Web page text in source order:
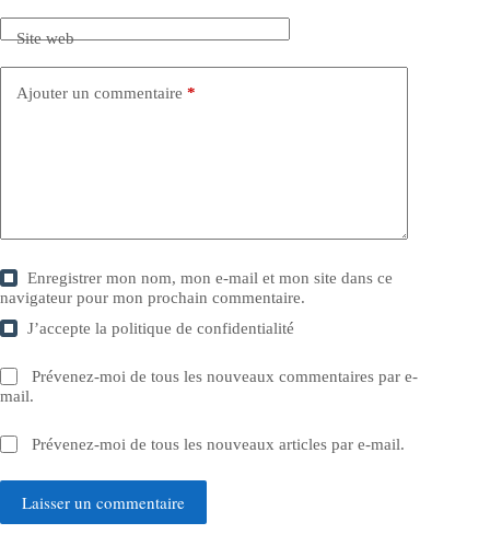
Site web
Ajouter un commentaire *
Enregistrer mon nom, mon e-mail et mon site dans ce
navigateur pour mon prochain commentaire.
J’accepte lapolitique de confidentialité
Prévenez-moi de tous les nouveaux commentaires par e-
mail.
Prévenez-moi de tous les nouveaux articles par e-mail.
Laisser un commentaire